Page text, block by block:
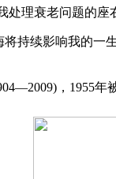
理衰老问题的
持续影响我的
，1955